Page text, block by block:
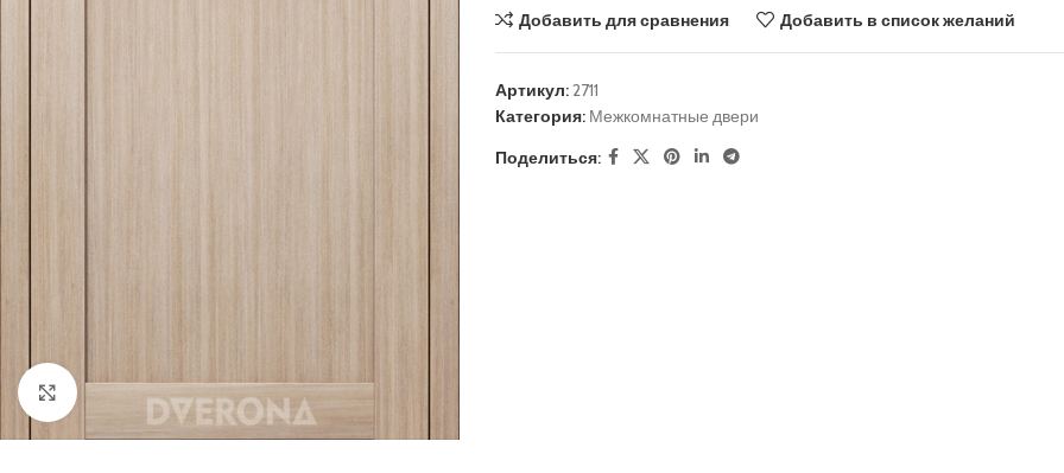
Нажмите, чтобы увеличить
Добавить для сравнения Добавить в список желаний
Артикул:2711
Категория: Межкомнатные двери
Поделиться: